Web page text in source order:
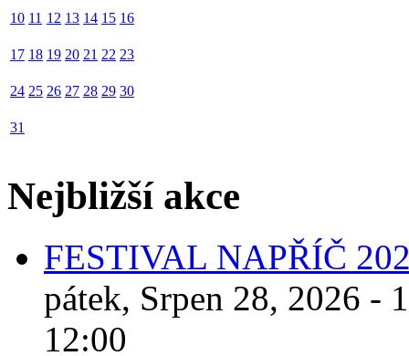
10 11 12 13 14 15 16
17 18 19 20 21 22 23
24 25 26 27 28 29 30
31
Nejbližší akce
FESTIVAL NAPŘÍČ
pátek, Srpen 28, 2026 -
12:00